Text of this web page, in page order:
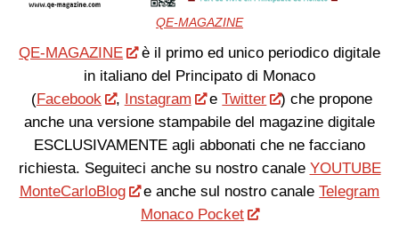
QE-MAGAZINE
QE-MAGAZINE
è il primo ed unico periodico digitale
in italiano del Principato di Monaco
(Facebook , Instagram eTwitter
) che propone
anche una versione stampabile del magazine digitale
ESCLUSIVAMENTE agli abbonati che ne facciano
richiesta. Seguiteci anche su nostro canale YOUTUBE
MonteCarloBlog
e anche sul nostro canaleTelegram
Monaco Pocket